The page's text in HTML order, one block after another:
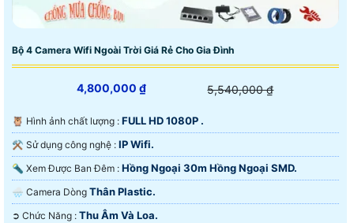
Bộ 4 Camera Wifi Ngoài Trời Giá Rẻ Cho Gia Đình
4,800,000 ₫ 5,540,000 ₫
🦉 Hình ảnh chất lượng : FULL HD 1080P .
⚒ Sử dụng công nghệ : IP Wifi.
🔦 Xem Được Ban Đêm : Hồng Ngoại 30m Hồng Ngoại SMD.
🌧️ Camera Dòng Thân Plastic.
️➲ Chức Năng : Thu Âm Và Loa.